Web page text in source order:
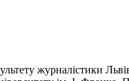
журналістики